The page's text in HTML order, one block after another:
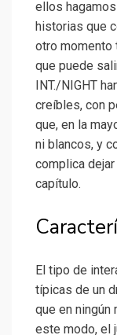
ellos
historias que
otro momento
que puede
INT./NIGHT
creíbles, con
que, en la
ni blancos, y
complica
capítulo.
El tipo de
típicas de un
que en ningún
este modo, el